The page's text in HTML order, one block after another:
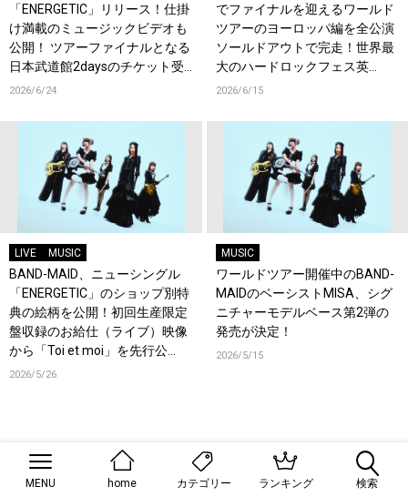
「ENERGETIC」リリース！仕掛
け満載のミュージックビデオも
公開！ ツアーファイナルとなる
日本武道館2daysのチケット受
付もスタート！
2026/6/24
でファイナルを迎えるワールド
ツアーのヨーロッパ編を全公演
ソールドアウトで完走！世界最
大のハードロックフェス英
『Download Festival』でも熱
2026/6/15
LIVE MUSIC
BAND-MAID、ニューシングル
「ENERGETIC」のショップ別特
典の絵柄を公開！初回生産限定
盤収録のお給仕（ライブ）映像
から「Toi et moi」を先行公
開！
2026/5/26
MUSIC
ワールドツアー開催中のBAND-
MAIDのベーシストMISA、シグ
ニチャーモデルベース第2弾の
発売が決定！
2026/5/15
MENU home カテゴリー ランキング 検索